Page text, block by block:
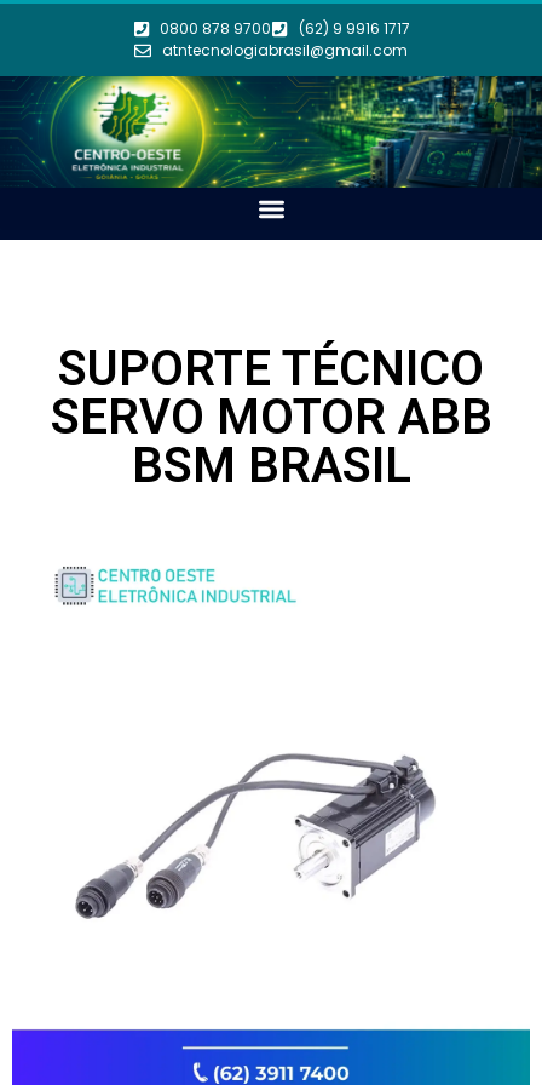
0800 878 9700
(62) 9 9916 1717
atntecnologiabrasil@gmail.com
SUPORTE TÉCNICO
SERVO MOTOR ABB
BSM BRASIL